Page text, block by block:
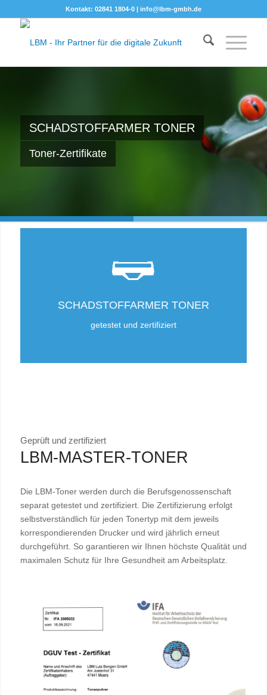
Kontakt: 02841 1804-0 | info@lbm-gmbh.de
SCHADSTOFFARMER TONER
Toner-Zertifikate
SCHADSTOFFARMER TONER
getestet und zertifiziert
Geprüft und zertifiziert
LBM-MASTER-TONER
Die LBM-Toner werden durch die Berufsgenossenschaft
separat getestet und zertifiziert. Die Zertifizierung erfolgt
selbstverständlich für jeden Tonertyp mit dem jeweils
korrespondierenden Drucker und wird jährlich erneut
durchgeführt. So garantieren wir Ihnen höchste Qualität und
maximalen Schutz für Ihre Gesundheit am Arbeitsplatz.